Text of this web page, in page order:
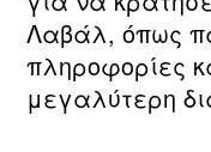
Λαβάλ, όπως
πληροφορίες
μεγαλύτερη